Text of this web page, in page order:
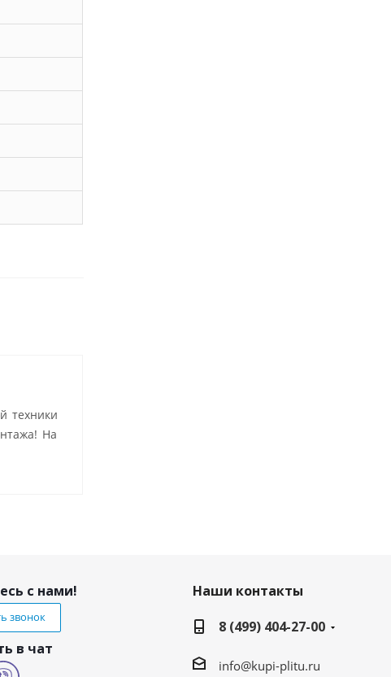
техники
На
с нами!
звонок
в чат
Наши контакты
8 (499) 404-27-00
info@kupi-plitu.ru